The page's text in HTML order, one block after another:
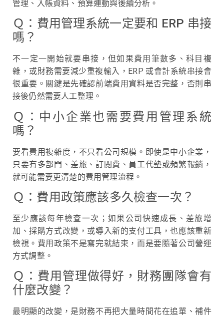
管理、入帳資料、預算連動與後續分析。
Ｑ：費用管理系統一定要和 ERP 串接
嗎？
不一定一開始就要串接，但如果費用筆數多、科目複
雜，或財務需要減少重複輸入，ERP 或會計系統串接會
很重要。關鍵是先確認前端費用資料是否完整，否則串
接後仍然需要人工整理。
Ｑ：中小企業也需要費用管理系統
嗎？
要看費用複雜度，不只看公司規模。即使是中小企業，
只要有多部門、差旅、訂閱費、員工代墊或頻繁報銷，
就可能需要更清楚的費用管理流程。
Ｑ：費用政策應該多久檢查一次？
至少應該每年檢查一次；如果公司快速成長、差旅增
加、採購方式改變，或導入新的支付工具，也應該重新
檢視。費用政策不是寫完就結束，而是要隨著公司營運
方式調整。
Ｑ：費用管理做得好，財務團隊會有
什麼改變？
最明顯的改變，是財務不再把大量時間花在追單、補件